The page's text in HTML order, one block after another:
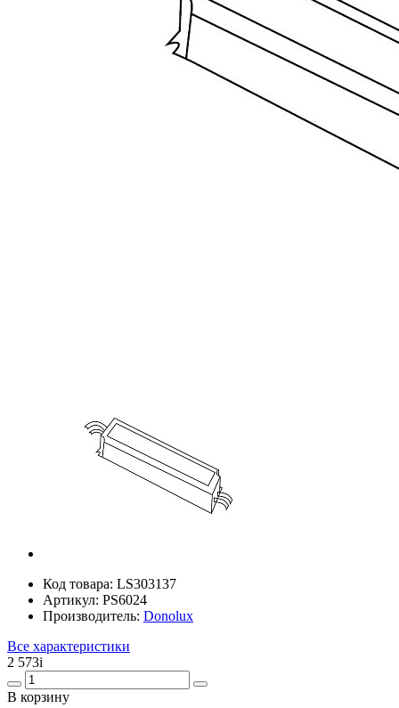
Код товара: LS303137
Артикул: PS6024
Производитель: Donolux
Все характеристики
2 573i
В корзину